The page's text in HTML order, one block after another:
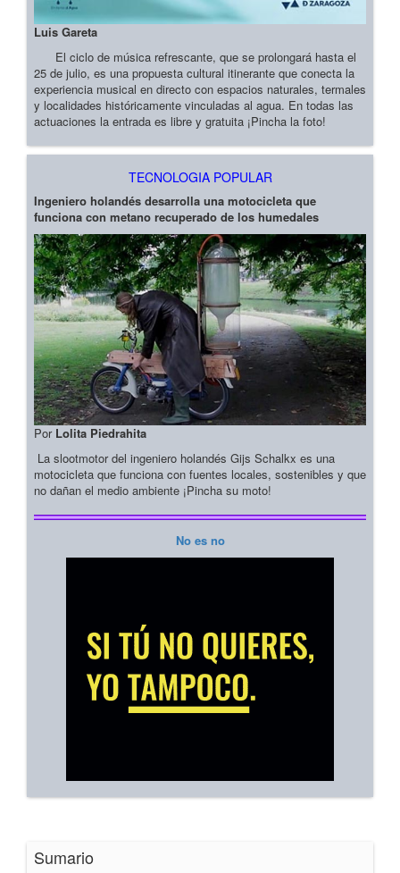
Luis Gareta
El ciclo de música refrescante, que se prolongará hasta el
25 de julio, es una propuesta cultural itinerante que conecta la
experiencia musical en directo con espacios naturales, termales
y localidades históricamente vinculadas al agua. En todas las
actuaciones la entrada es libre y gratuita ¡Pincha la foto!
TECNOLOGIA POPULAR
Ingeniero holandés desarrolla una motocicleta que
funciona con metano recuperado de los humedales
Por Lolita Piedrahita
La slootmotor del ingeniero holandés Gijs Schalkx es una
motocicleta que funciona con fuentes locales, sostenibles y que
no dañan el medio ambiente ¡Pincha su moto!
No es no
Sumario